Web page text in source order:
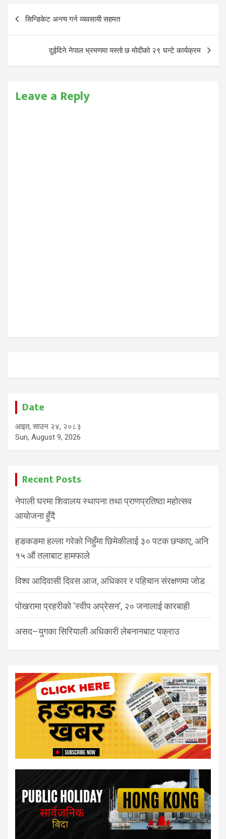
Post
navigation
सिन्डिकेट अन्त्य गर्न व्यवसायी सहमत
दुईदिने नेपाल भ्रमणमा यस्तो छ मोदीको २९ घन्टे कार्यक्रम
Leave a Reply
Date
आइत, साउन २४, २०८३
Sun, August 9, 2026
Recent Posts
नेपाली घरमा शिवालय स्थापना तथा प्राणप्रतिष्ठा महोत्सव
आयोजना हुँदै
हङकङमा हल्ला गरेको निहुँमा छिमेकीलाई ३० पटक छप्काए, अनि
१५ औं तलाबाट हामफाले
विश्व आदिवासी दिवस आज, अधिकार र पहिचान संरक्षणमा जोड
पोखरामा प्रहरीको ‘स्वीप अप्रेसन’, २० जनालाई कारबाही
असद–युगका सिरियाली अधिकारी लेबनानबाट पक्राउ